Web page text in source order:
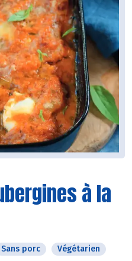
à la
Sans porc Végétarien